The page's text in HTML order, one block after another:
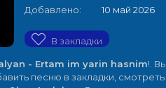
Добавлено:
10 май 2026
В закладки
- Ertam im yarin hasnim!.
песню в закладки,